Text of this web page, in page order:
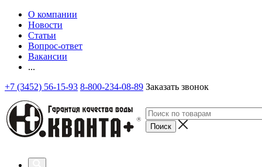
О компании
Новости
Статьи
Вопрос-ответ
Вакансии
...
+7 (3452) 56-15-93 8-800-234-08-89 Заказать звонок